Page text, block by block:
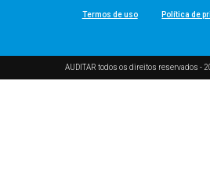
Termos de uso Política de
AUDITAR todos os direitos reservados -